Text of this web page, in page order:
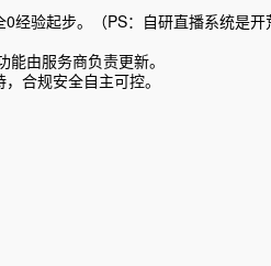
验起步。（PS：自研直播系统是
由服务商负责更新。
合规安全自主可控。